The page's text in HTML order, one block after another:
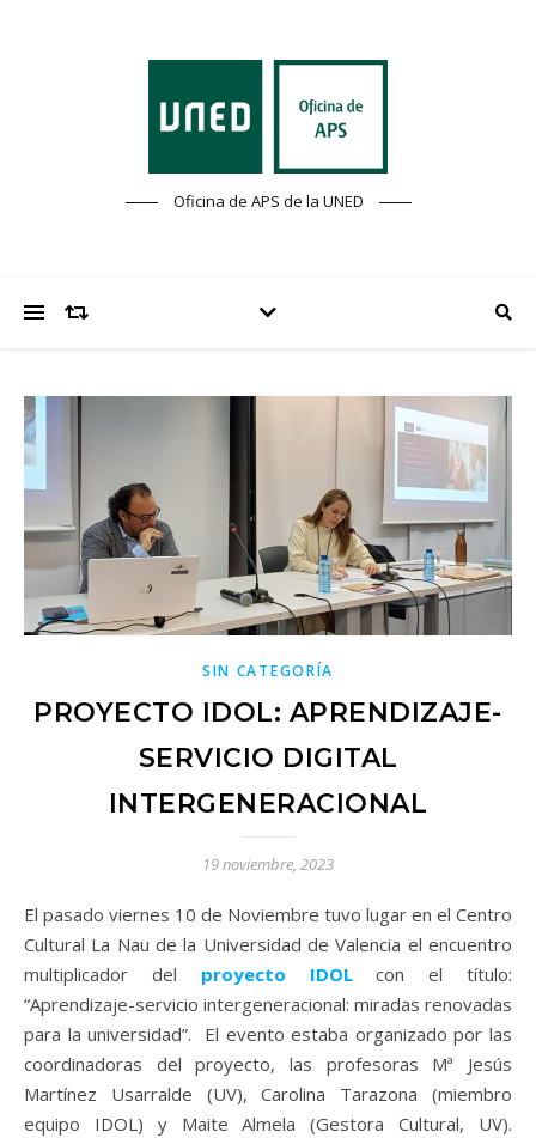
Oficina de APS de la UNED
SIN CATEGORÍA
PROYECTO IDOL: APRENDIZAJE-
SERVICIO DIGITAL
INTERGENERACIONAL
19 noviembre, 2023
El pasado viernes 10 de Noviembre tuvo lugar en el Centro
Cultural La Nau de la Universidad de Valencia el encuentro
multiplicador del
proyecto IDOL
con el título:
“Aprendizaje-servicio intergeneracional: miradas renovadas
para la universidad”. El evento estaba organizado por las
coordinadoras del proyecto, las profesoras Mª Jesús
Martínez Usarralde (UV), Carolina Tarazona (miembro
equipo IDOL) y Maite Almela (Gestora Cultural, UV).